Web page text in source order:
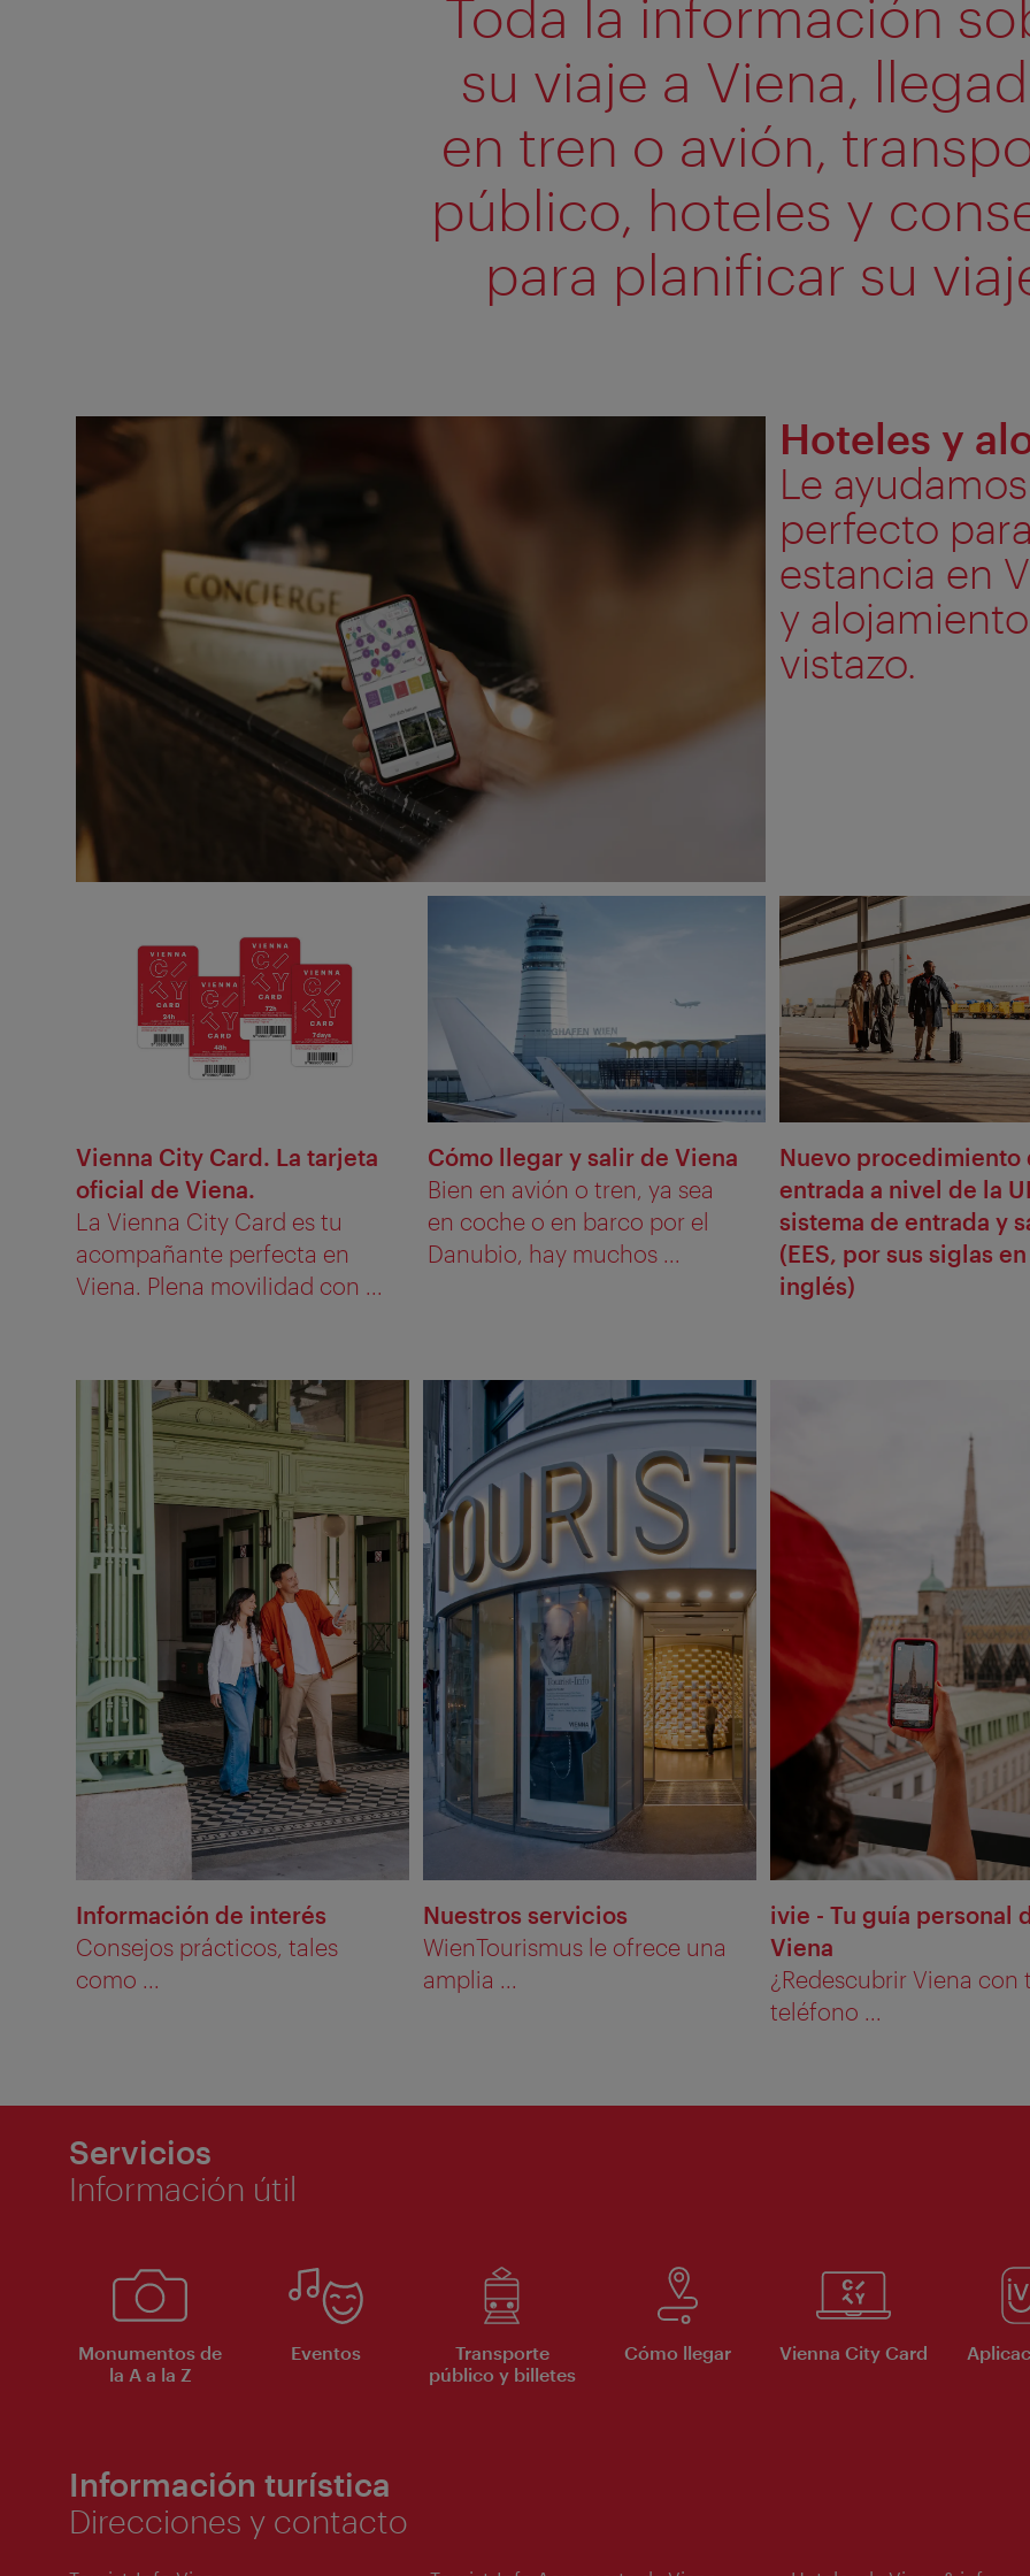
Toda la información
su viaje a Viena,
en tren o avión,
público, hoteles y
para planificar su
Hoteles y
Le
perfecto
estancia en
y
vistazo.
Vienna City Card. La tarjeta
oficial de Viena.
La Vienna City Card es tu
acompañante perfecta en
Viena. Plena movilidad con ...
Cómo llegar y salir de Viena
Bien en avión o tren, ya sea
en coche o en barco por el
Danubio, hay muchos ...
Nuevo procedimiento
entrada a nivel de la
sistema de entrada y
(EES, por sus siglas en
inglés)
Información de interés
Consejos prácticos, tales
como ...
Nuestros servicios
WienTourismus le ofrece una
amplia ...
ivie - Tu guía personal
Viena
¿Redescubrir Viena con
teléfono ...
Servicios
Información útil
Monumentos de
la A a la Z
Eventos
Transporte
público y billetes
Cómo llegar Vienna City Card
Información turística
Direcciones y contacto